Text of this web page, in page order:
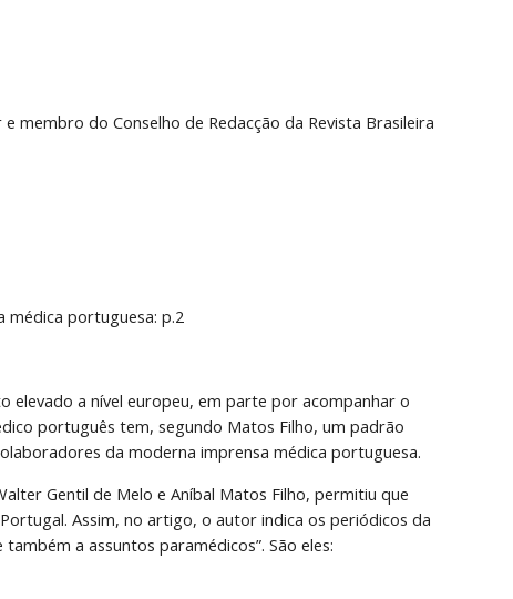
do Conselho de Redacção da Revista Brasileira
médica portuguesa: p.2
a nível europeu, em parte por acompanhar o
português tem, segundo Matos Filho, um padrão
da moderna imprensa médica portuguesa.
Gentil de Melo e Aníbal Matos Filho, permitiu que
Assim, no artigo, o autor indica os periódicos da
a assuntos paramédicos”. São eles: